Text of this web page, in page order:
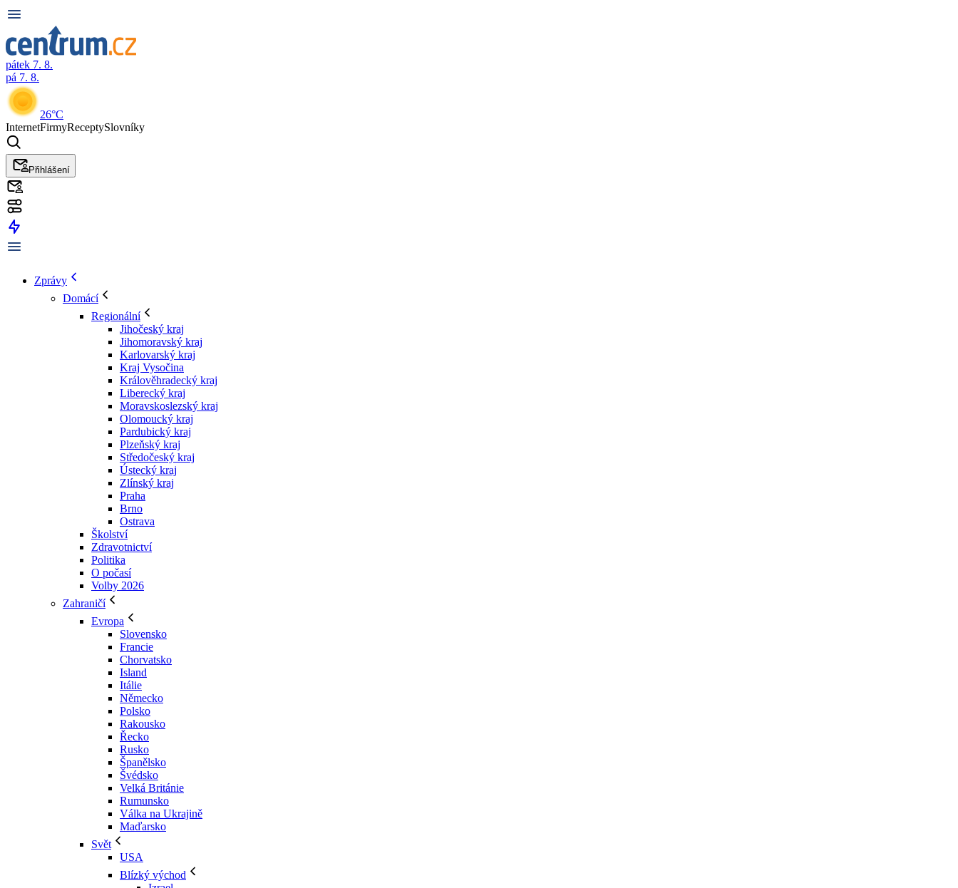
pátek 7. 8.
pá 7. 8.
26°C
InternetFirmyReceptySlovníky
Přihlášení
Zprávy
Domácí
Regionální
Jihočeský kraj
Jihomoravský kraj
Karlovarský kraj
Kraj Vysočina
Králověhradecký kraj
Liberecký kraj
Moravskoslezský kraj
Olomoucký kraj
Pardubický kraj
Plzeňský kraj
Středočeský kraj
Ústecký kraj
Zlínský kraj
Praha
Brno
Ostrava
Školství
Zdravotnictví
Politika
O počasí
Volby 2026
Zahraničí
Evropa
Slovensko
Francie
Chorvatsko
Island
Itálie
Německo
Polsko
Rakousko
Řecko
Rusko
Španělsko
Švédsko
Velká Británie
Rumunsko
Válka na Ukrajině
Maďarsko
Svět
USA
Blízký východ